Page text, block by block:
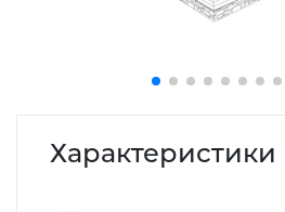
Характеристики